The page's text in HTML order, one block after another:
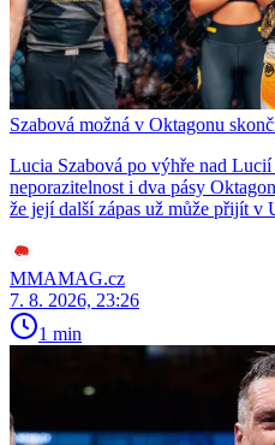
Szabová možná v Oktagonu
Lucia Szabová po výhře nad
neporazitelnost i dva pásy
že její další zápas už může přijít v
MMAMAG.cz
7. 8. 2026, 23:26
1 min